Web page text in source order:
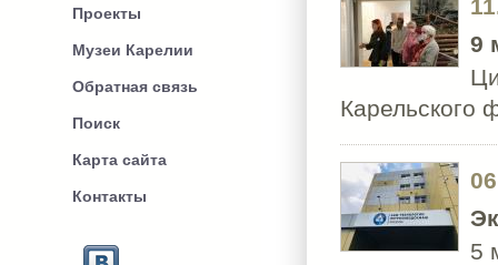
Проекты
Музеи Карелии
Обратная связь
Поиск
Карта сайта
Контакты
9
Карельского
5